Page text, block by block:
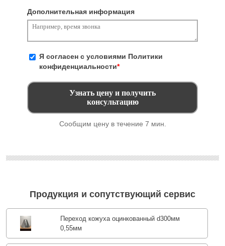
Дополнительная информация
Я согласен с условиями Политики
конфиденциальности*
Сообщим цену в течение 7 мин.
Продукция и сопутствующий сервис
Переход кожуха оцинкованный d300мм
0,55мм